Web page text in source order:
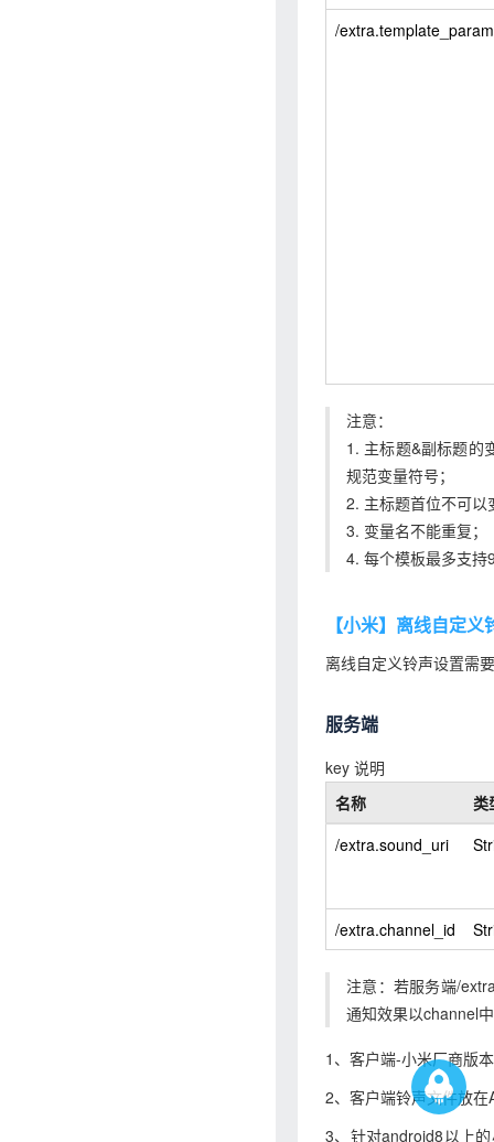
/extra.template_param
注意：
1. 主标题&副标题的
规范变量符号；
2. 主标题首位不可以
3. 变量名不能重复；
4. 每个模板最多支持
【小米】离线自定义
离线自定义铃声设置需
服务端
key 说明
名称
类
/extra.sound_uri
/extra.channel_id
注意：若服务端/
通知效果以channel
1、客户端-小米厂商版
2、客户端铃声文件放
3、针对android8以上